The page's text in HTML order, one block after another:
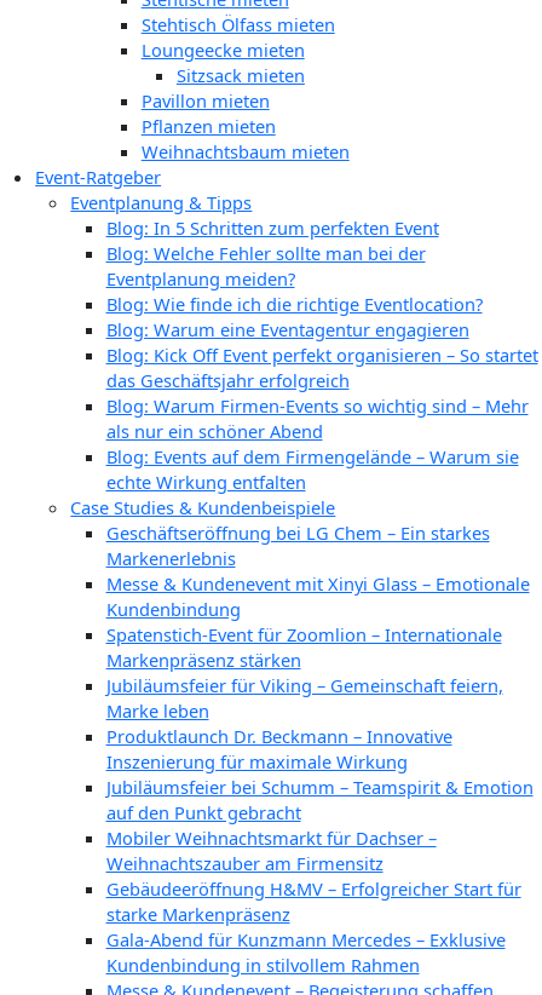
Stehtisch Ölfass mieten
Loungeecke mieten
Sitzsack mieten
Pavillon mieten
Pflanzen mieten
Weihnachtsbaum mieten
Event-Ratgeber
Eventplanung & Tipps
Blog: In 5 Schritten zum perfekten Event
Blog: Welche Fehler sollte man bei der
Eventplanung meiden?
Blog: Wie finde ich die richtige Eventlocation?
Blog: Warum eine Eventagentur engagieren
Blog: Kick Off Event perfekt organisieren – So startet
das Geschäftsjahr erfolgreich
Blog: Warum Firmen-Events so wichtig sind – Mehr
als nur ein schöner Abend
Blog: Events auf dem Firmengelände – Warum sie
echte Wirkung entfalten
Case Studies & Kundenbeispiele
Geschäftseröffnung bei LG Chem – Ein starkes
Markenerlebnis
Messe & Kundenevent mit Xinyi Glass – Emotionale
Kundenbindung
Spatenstich-Event für Zoomlion – Internationale
Markenpräsenz stärken
Jubiläumsfeier für Viking – Gemeinschaft feiern,
Marke leben
Produktlaunch Dr. Beckmann – Innovative
Inszenierung für maximale Wirkung
Jubiläumsfeier bei Schumm – Teamspirit & Emotion
auf den Punkt gebracht
Mobiler Weihnachtsmarkt für Dachser –
Weihnachtszauber am Firmensitz
Gebäudeeröffnung H&MV – Erfolgreicher Start für
starke Markenpräsenz
Gala-Abend für Kunzmann Mercedes – Exklusive
Kundenbindung in stilvollem Rahmen
Messe & Kundenevent – Begeisterung schaffen,